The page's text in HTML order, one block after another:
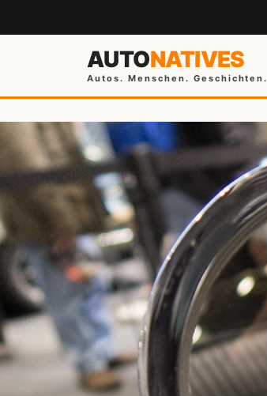
AUTONATIVES
Autos. Menschen. Geschichten.